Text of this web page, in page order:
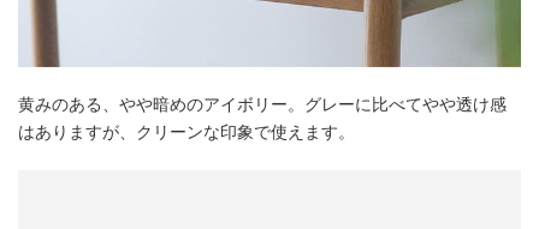
黄みのある、やや暗めのアイボリー。グレーに比べてやや透け感
はありますが、クリーンな印象で使えます。